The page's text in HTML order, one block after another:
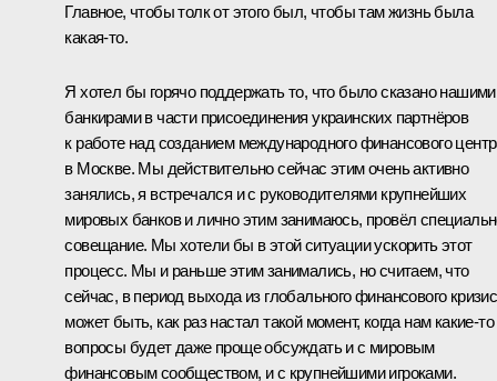
Главное, чтобы толк от этого был, чтобы там жизнь была
какая‑то.
Я хотел бы горячо поддержать то, что было сказано нашими
банкирами в части присоединения украинских партнёров
к работе над созданием международного финансового
в Москве. Мы действительно сейчас этим очень активно
занялись, я встречался и с руководителями крупнейших
мировых банков и лично этим занимаюсь, провёл
совещание. Мы хотели бы в этой ситуации ускорить этот
процесс. Мы и раньше этим занимались, но считаем, что
сейчас, в период выхода из глобального финансового
может быть, как раз настал такой момент, когда нам какие‑то
вопросы будет даже проще обсуждать и с мировым
финансовым сообществом, и с крупнейшими игроками.